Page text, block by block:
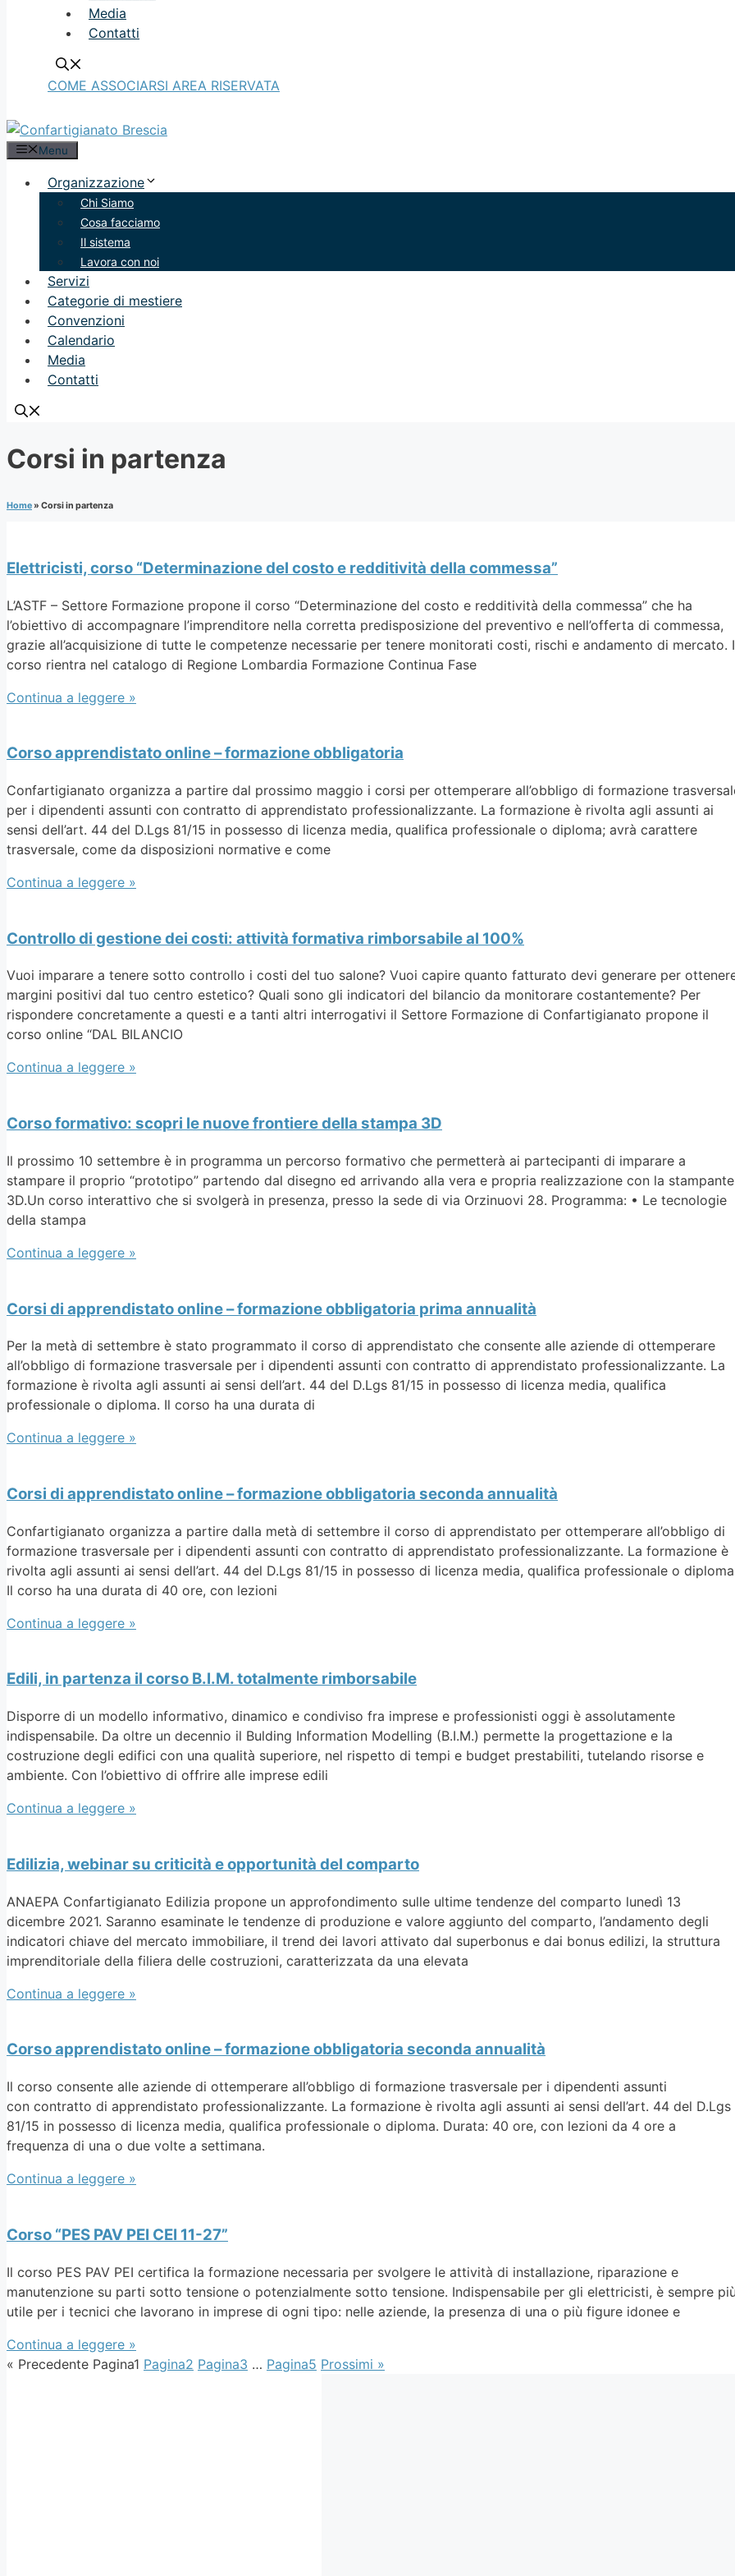
Media
Contatti
COME ASSOCIARSI AREA RISERVATA
Menu
Organizzazione
Chi Siamo
Cosa facciamo
Il sistema
Lavora con noi
Servizi
Categorie di mestiere
Convenzioni
Calendario
Media
Contatti
Corsi in partenza
Home» Corsi in partenza
Elettricisti, corso “Determinazione del costo e redditività della commessa”
L’ASTF – Settore Formazione propone il corso “Determinazione del costo e redditività della commessa” che ha
l’obiettivo di accompagnare l’imprenditore nella corretta predisposizione del preventivo e nell’offerta di commessa,
grazie all’acquisizione di tutte le competenze necessarie per tenere monitorati costi, rischi e andamento di mercato.
corso rientra nel catalogo di Regione Lombardia Formazione Continua Fase
Continua a leggere »
Corso apprendistato online – formazione obbligatoria
Confartigianato organizza a partire dal prossimo maggio i corsi per ottemperare all’obbligo di formazione
per i dipendenti assunti con contratto di apprendistato professionalizzante. La formazione è rivolta agli assunti ai
sensi dell’art. 44 del D.Lgs 81/15 in possesso di licenza media, qualifica professionale o diploma; avrà carattere
trasversale, come da disposizioni normative e come
Continua a leggere »
Controllo di gestione dei costi: attività formativa rimborsabile al 100%
Vuoi imparare a tenere sotto controllo i costi del tuo salone? Vuoi capire quanto fatturato devi generare per
margini positivi dal tuo centro estetico? Quali sono gli indicatori del bilancio da monitorare costantemente? Per
rispondere concretamente a questi e a tanti altri interrogativi il Settore Formazione di Confartigianato propone il
corso online “DAL BILANCIO
Continua a leggere »
Corso formativo: scopri le nuove frontiere della stampa 3D
Il prossimo 10 settembre è in programma un percorso formativo che permetterà ai partecipanti di imparare a
stampare il proprio “prototipo” partendo dal disegno ed arrivando alla vera e propria realizzazione con la stampante
3D.Un corso interattivo che si svolgerà in presenza, presso la sede di via Orzinuovi 28. Programma: • Le tecnologie
della stampa
Continua a leggere »
Corsi di apprendistato online – formazione obbligatoria prima annualità
Per la metà di settembre è stato programmato il corso di apprendistato che consente alle aziende di ottemperare
all’obbligo di formazione trasversale per i dipendenti assunti con contratto di apprendistato professionalizzante. La
formazione è rivolta agli assunti ai sensi dell’art. 44 del D.Lgs 81/15 in possesso di licenza media, qualifica
professionale o diploma. Il corso ha una durata di
Continua a leggere »
Corsi di apprendistato online – formazione obbligatoria seconda annualità
Confartigianato organizza a partire dalla metà di settembre il corso di apprendistato per ottemperare all’obbligo di
formazione trasversale per i dipendenti assunti con contratto di apprendistato professionalizzante. La formazione è
rivolta agli assunti ai sensi dell’art. 44 del D.Lgs 81/15 in possesso di licenza media, qualifica professionale o
Il corso ha una durata di 40 ore, con lezioni
Continua a leggere »
Edili, in partenza il corso B.I.M. totalmente rimborsabile
Disporre di un modello informativo, dinamico e condiviso fra imprese e professionisti oggi è assolutamente
indispensabile. Da oltre un decennio il Bulding Information Modelling (B.I.M.) permette la progettazione e la
costruzione degli edifici con una qualità superiore, nel rispetto di tempi e budget prestabiliti, tutelando risorse e
ambiente. Con l’obiettivo di offrire alle imprese edili
Continua a leggere »
Edilizia, webinar su criticità e opportunità del comparto
ANAEPA Confartigianato Edilizia propone un approfondimento sulle ultime tendenze del comparto lunedì 13
dicembre 2021. Saranno esaminate le tendenze di produzione e valore aggiunto del comparto, l’andamento degli
indicatori chiave del mercato immobiliare, il trend dei lavori attivato dal superbonus e dai bonus edilizi, la struttura
imprenditoriale della filiera delle costruzioni, caratterizzata da una elevata
Continua a leggere »
Corso apprendistato online – formazione obbligatoria seconda annualità
Il corso consente alle aziende di ottemperare all’obbligo di formazione trasversale per i dipendenti assunti
con contratto di apprendistato professionalizzante. La formazione è rivolta agli assunti ai sensi dell’art. 44 del D.Lgs
81/15 in possesso di licenza media, qualifica professionale o diploma. Durata: 40 ore, con lezioni da 4 ore a
frequenza di una o due volte a settimana.
Continua a leggere »
Corso “PES PAV PEI CEI 11-27”
Il corso PES PAV PEI certifica la formazione necessaria per svolgere le attività di installazione, riparazione e
manutenzione su parti sotto tensione o potenzialmente sotto tensione. Indispensabile per gli elettricisti, è sempre
utile per i tecnici che lavorano in imprese di ogni tipo: nelle aziende, la presenza di una o più figure idonee e
Continua a leggere »
« Precedente Pagina1 Pagina2 Pagina3 … Pagina5 Prossimi »